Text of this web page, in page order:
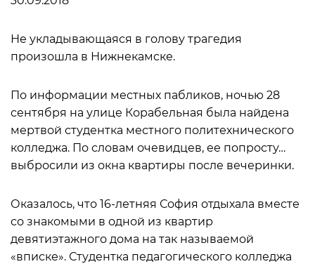
Не укладывающаяся в голову трагедия
произошла в Нижнекамске.
По информации местных пабликов, ночью 28
сентября на улице Корабельная была найдена
мертвой студентка местного политехнического
колледжа. По словам очевидцев, ее попросту…
выбросили из окна квартиры после вечеринки.
Оказалось, что 16-летняя София отдыхала вместе
со знакомыми в одной из квартир
девятиэтажного дома на так называемой
«вписке». Студентка педагогического колледжа